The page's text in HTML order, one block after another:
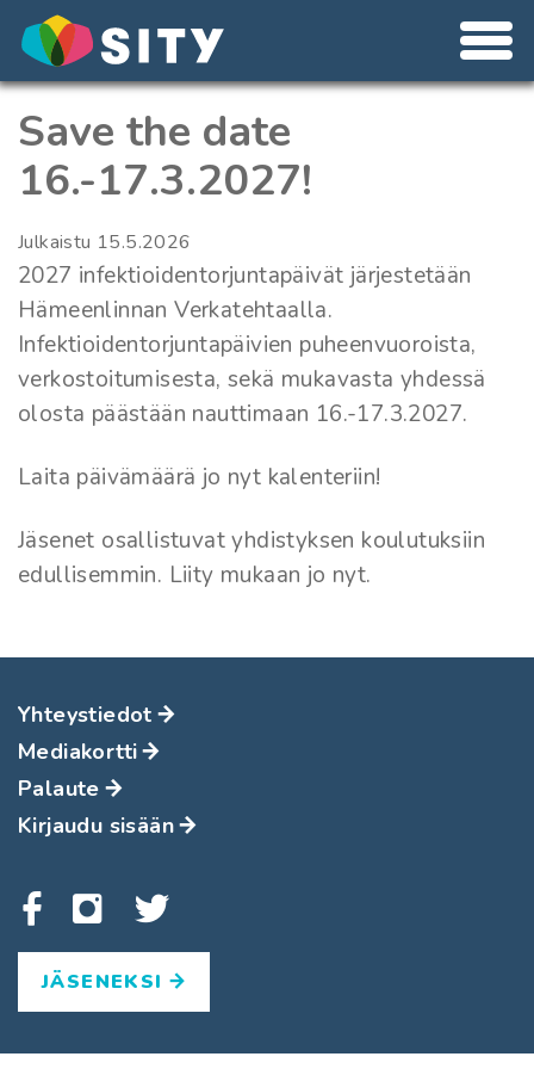
Save the date
16.-17.3.2027!
Julkaistu 15.5.2026
2027 infektioidentorjuntapäivät järjestetään
Hämeenlinnan Verkatehtaalla.
Infektioidentorjuntapäivien puheenvuoroista,
verkostoitumisesta, sekä mukavasta yhdessä
olosta päästään nauttimaan 16.-17.3.2027.
Laita päivämäärä jo nyt kalenteriin!
Jäsenet osallistuvat yhdistyksen koulutuksiin
edullisemmin. Liity mukaan jo nyt.
Yhteystiedot
Mediakortti
Palaute
Kirjaudu sisään
JÄSENEKSI